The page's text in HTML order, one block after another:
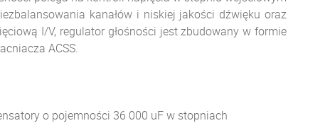
kanałów i niskiej jakości dźwięku oraz
I/V, regulator głośności jest zbudowany w formie
ACSS.
o pojemności 36 000 uF w stopniach